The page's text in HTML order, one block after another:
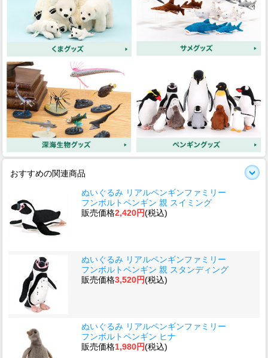
おすすめの関連商品
ぬいぐるみ リアルペンギンファミリー
フンボルトペンギン 親 スイミング
販売価格2,420円(税込)
ぬいぐるみ リアルペンギンファミリー
フンボルトペンギン 親 スタンディング
販売価格3,520円(税込)
ぬいぐるみ リアルペンギンファミリー
フンボルトペンギン ヒナ
販売価格1,980円(税込)